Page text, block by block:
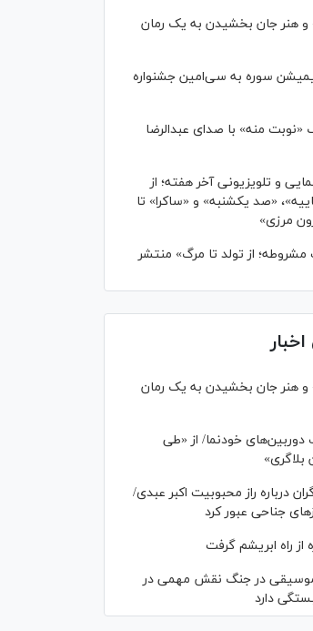
و هنر جان بخشیدن به یک رمان
سوره به سی‌امین جشنواره
«نوبت منه» با صدای عبدالرضا
و تلویزیونی آخر هفته؛ از
«صد یکشنبه» و «ساکرا» تا
مرزی»
مشروطه؛ از تولد تا مرگ» منتشر
و هنر جان بخشیدن به یک رمان
دوربین‌های خودنما/ از «طی
بلاگری»
درباره راز محبوبیت اکبر عبدی/
جناحی عبور کرد
در جنگ نقش مهمی در
دارد